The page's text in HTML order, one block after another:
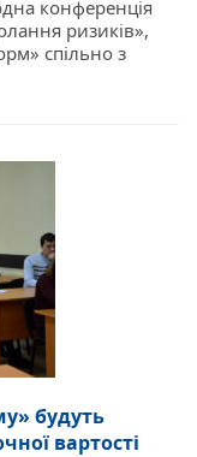
конференція
ризиків»,
спільно з
будуть
вартості